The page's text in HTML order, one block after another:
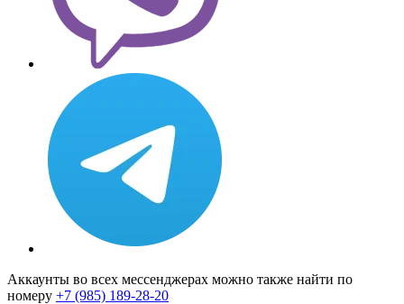
Аккаунты во всех мессенджерах можно также найти по
номеру +7 (985) 189-28-20